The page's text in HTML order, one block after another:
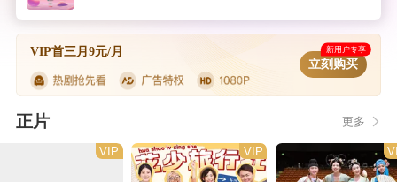
VIP首三月9元/月 新用户专享
立刻购买
正片 更多
VIP VIP